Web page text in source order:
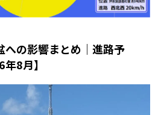
への影響まとめ｜進路予
8月】